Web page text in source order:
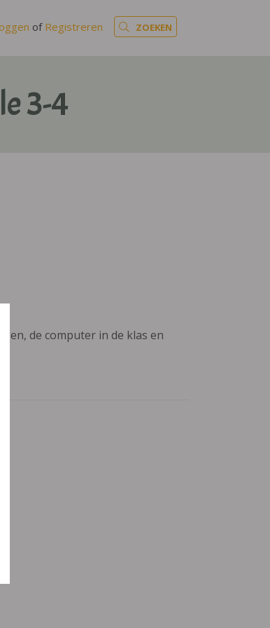
of Registreren ZOEKEN
3-4
de computer in de klas en